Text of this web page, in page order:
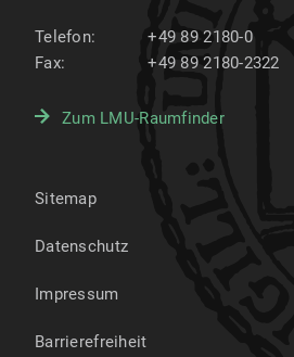
Telefon:
+49 89 2180-0
Fax:
+49 89 2180-2322
Zum LMU-Raumfinder
Sitemap
Datenschutz
Impressum
Barrierefreiheit